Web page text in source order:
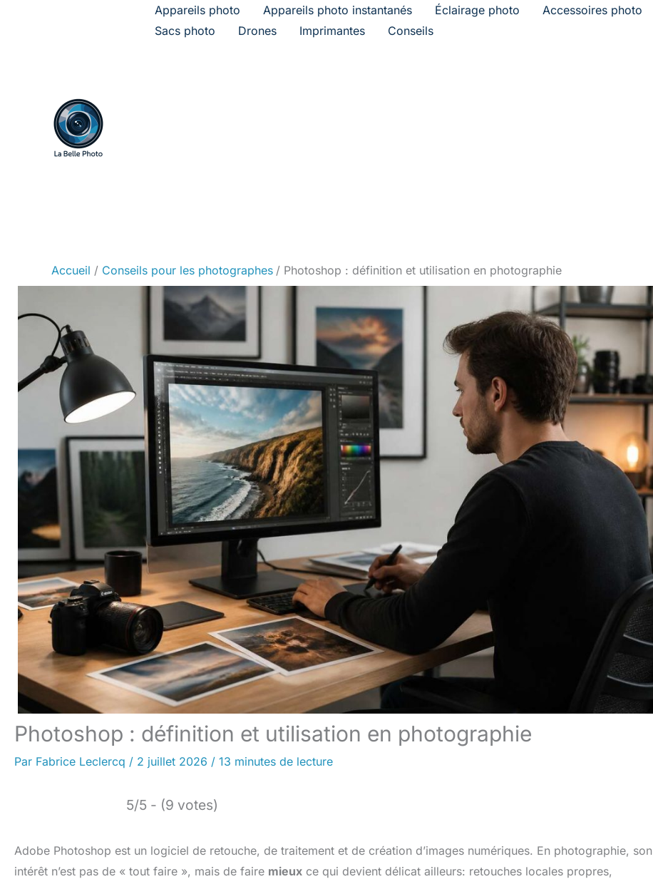
Appareils photo Appareils photo instantanés Éclairage photo Accessoires photo
Sacs photo
Drones Imprimantes Conseils
Accueil Conseils pour les photographes Photoshop : définition et utilisation en photographie
Photoshop : définition et utilisation en photographie
Par Fabrice Leclercq / 2 juillet 2026 / 13 minutes de lecture
5/5 - (9 votes)
Adobe Photoshop est un logiciel de retouche, de traitement et de création d’images numériques. En photographie, son
intérêt n’est pas de « tout faire », mais de faire mieux ce qui devient délicat ailleurs: retouches locales propres,